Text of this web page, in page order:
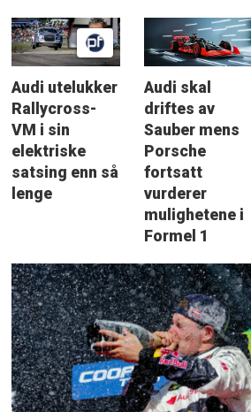
Audi utelukker
Rallycross-
VM i sin
elektriske
satsing enn så
lenge
Audi skal
driftes av
Sauber mens
Porsche
fortsatt
vurderer
mulighetene i
Formel 1